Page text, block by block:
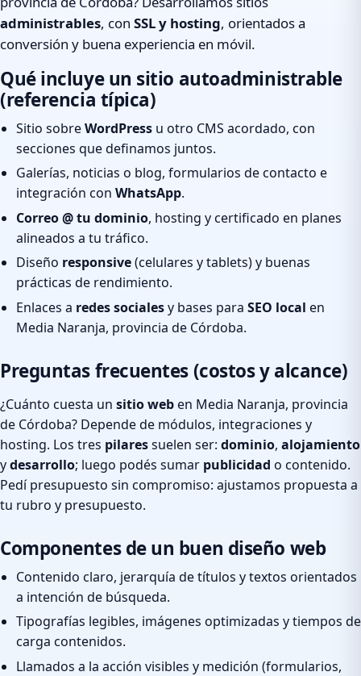
administrables, con SSL y hosting, orientados a
conversión y buena experiencia en móvil.
Qué incluye un sitio autoadministrable
(referencia típica)
Sitio sobreWordPress u otro CMS acordado, con
secciones que definamos juntos.
Galerías, noticias o blog, formularios de contacto e
integración con WhatsApp.
Correo @ tu dominio, hosting y certificado en planes
alineados a tu tráfico.
Diseño responsive(celulares y tablets) y buenas
prácticas de rendimiento.
Enlaces a redes socialesy bases para SEO local en
Media Naranja, provincia de Córdoba.
Preguntas frecuentes (costos y alcance)
¿Cuánto cuesta un sitio weben Media Naranja, provincia
de Córdoba? Depende de módulos, integraciones y
hosting. Los tres pilaressuelen ser: dominio, alojamiento
ydesarrollo; luego podés sumar publicidad o contenido.
Pedí presupuesto sin compromiso: ajustamos propuesta a
tu rubro y presupuesto.
Componentes de un buen diseño web
Contenido claro, jerarquía de títulos y textos orientados
a intención de búsqueda.
Tipografías legibles, imágenes optimizadas y tiempos de
carga contenidos.
Llamados a la acción visibles y medición (formularios,